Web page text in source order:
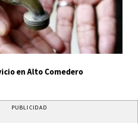
en Alto Comedero
PUBLICIDAD